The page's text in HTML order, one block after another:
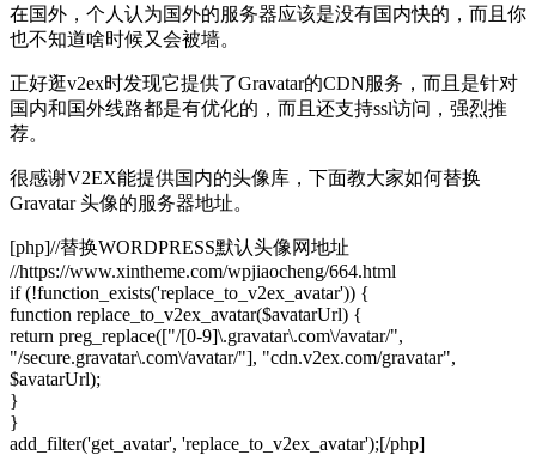
在国外，个人认为国外的服务器应该是没有国内快的，而且你
也不知道啥时候又会被墙。
正好逛v2ex时发现它提供了Gravatar的CDN服务，而且是针对
国内和国外线路都是有优化的，而且还支持ssl访问，强烈推
荐。
很感谢V2EX能提供国内的头像库，下面教大家如何替换
Gravatar 头像的服务器地址。
[php]//替换WORDPRESS默认头像网地址
//https://www.xintheme.com/wpjiaocheng/664.html
if (!function_exists('replace_to_v2ex_avatar')) {
function replace_to_v2ex_avatar($avatarUrl) {
return preg_replace(["/[0-9]\.gravatar\.com\/avatar/",
"/secure.gravatar\.com\/avatar/"], "cdn.v2ex.com/gravatar",
$avatarUrl);
}
}
add_filter('get_avatar', 'replace_to_v2ex_avatar');[/php]